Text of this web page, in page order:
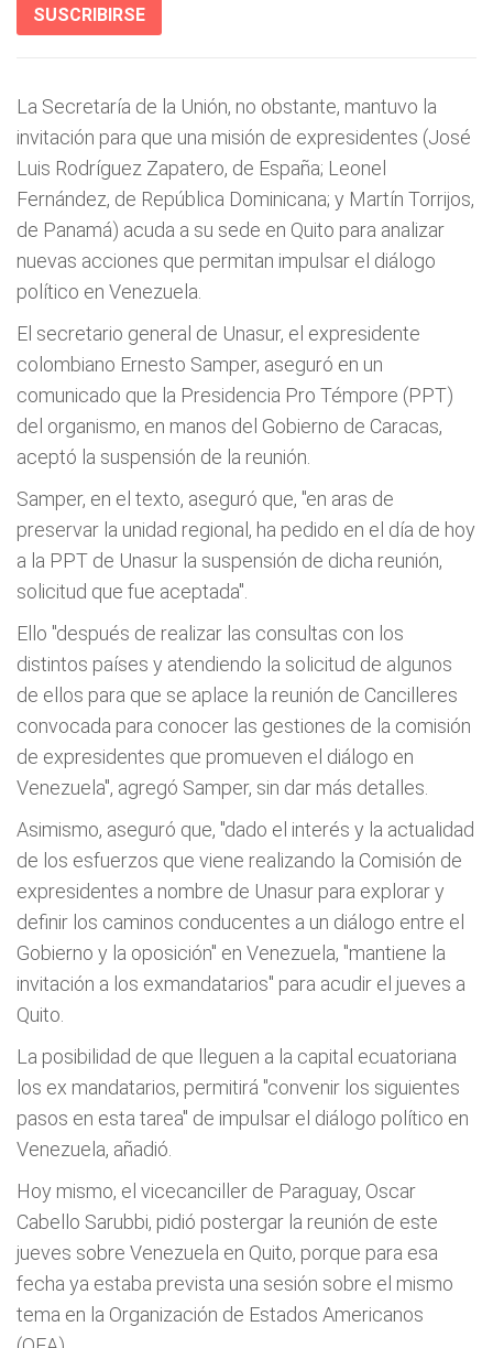
SUSCRIBIRSE
La Secretaría de la Unión, no obstante, mantuvo la
invitación para que una misión de expresidentes (José
Luis Rodríguez Zapatero, de España; Leonel
Fernández, de República Dominicana; y Martín Torrijos,
de Panamá) acuda a su sede en Quito para analizar
nuevas acciones que permitan impulsar el diálogo
político en Venezuela.
El secretario general de Unasur, el expresidente
colombiano Ernesto Samper, aseguró en un
comunicado que la Presidencia Pro Témpore (PPT)
del organismo, en manos del Gobierno de Caracas,
aceptó la suspensión de la reunión.
Samper, en el texto, aseguró que, "en aras de
preservar la unidad regional, ha pedido en el día de hoy
a la PPT de Unasur la suspensión de dicha reunión,
solicitud que fue aceptada".
Ello "después de realizar las consultas con los
distintos países y atendiendo la solicitud de algunos
de ellos para que se aplace la reunión de Cancilleres
convocada para conocer las gestiones de la comisión
de expresidentes que promueven el diálogo en
Venezuela", agregó Samper, sin dar más detalles.
Asimismo, aseguró que, "dado el interés y la actualidad
de los esfuerzos que viene realizando la Comisión de
expresidentes a nombre de Unasur para explorar y
definir los caminos conducentes a un diálogo entre el
Gobierno y la oposición" en Venezuela, "mantiene la
invitación a los exmandatarios" para acudir el jueves a
Quito.
La posibilidad de que lleguen a la capital ecuatoriana
los ex mandatarios, permitirá "convenir los siguientes
pasos en esta tarea" de impulsar el diálogo político en
Venezuela, añadió.
Hoy mismo, el vicecanciller de Paraguay, Oscar
Cabello Sarubbi, pidió postergar la reunión de este
jueves sobre Venezuela en Quito, porque para esa
fecha ya estaba prevista una sesión sobre el mismo
tema en la Organización de Estados Americanos